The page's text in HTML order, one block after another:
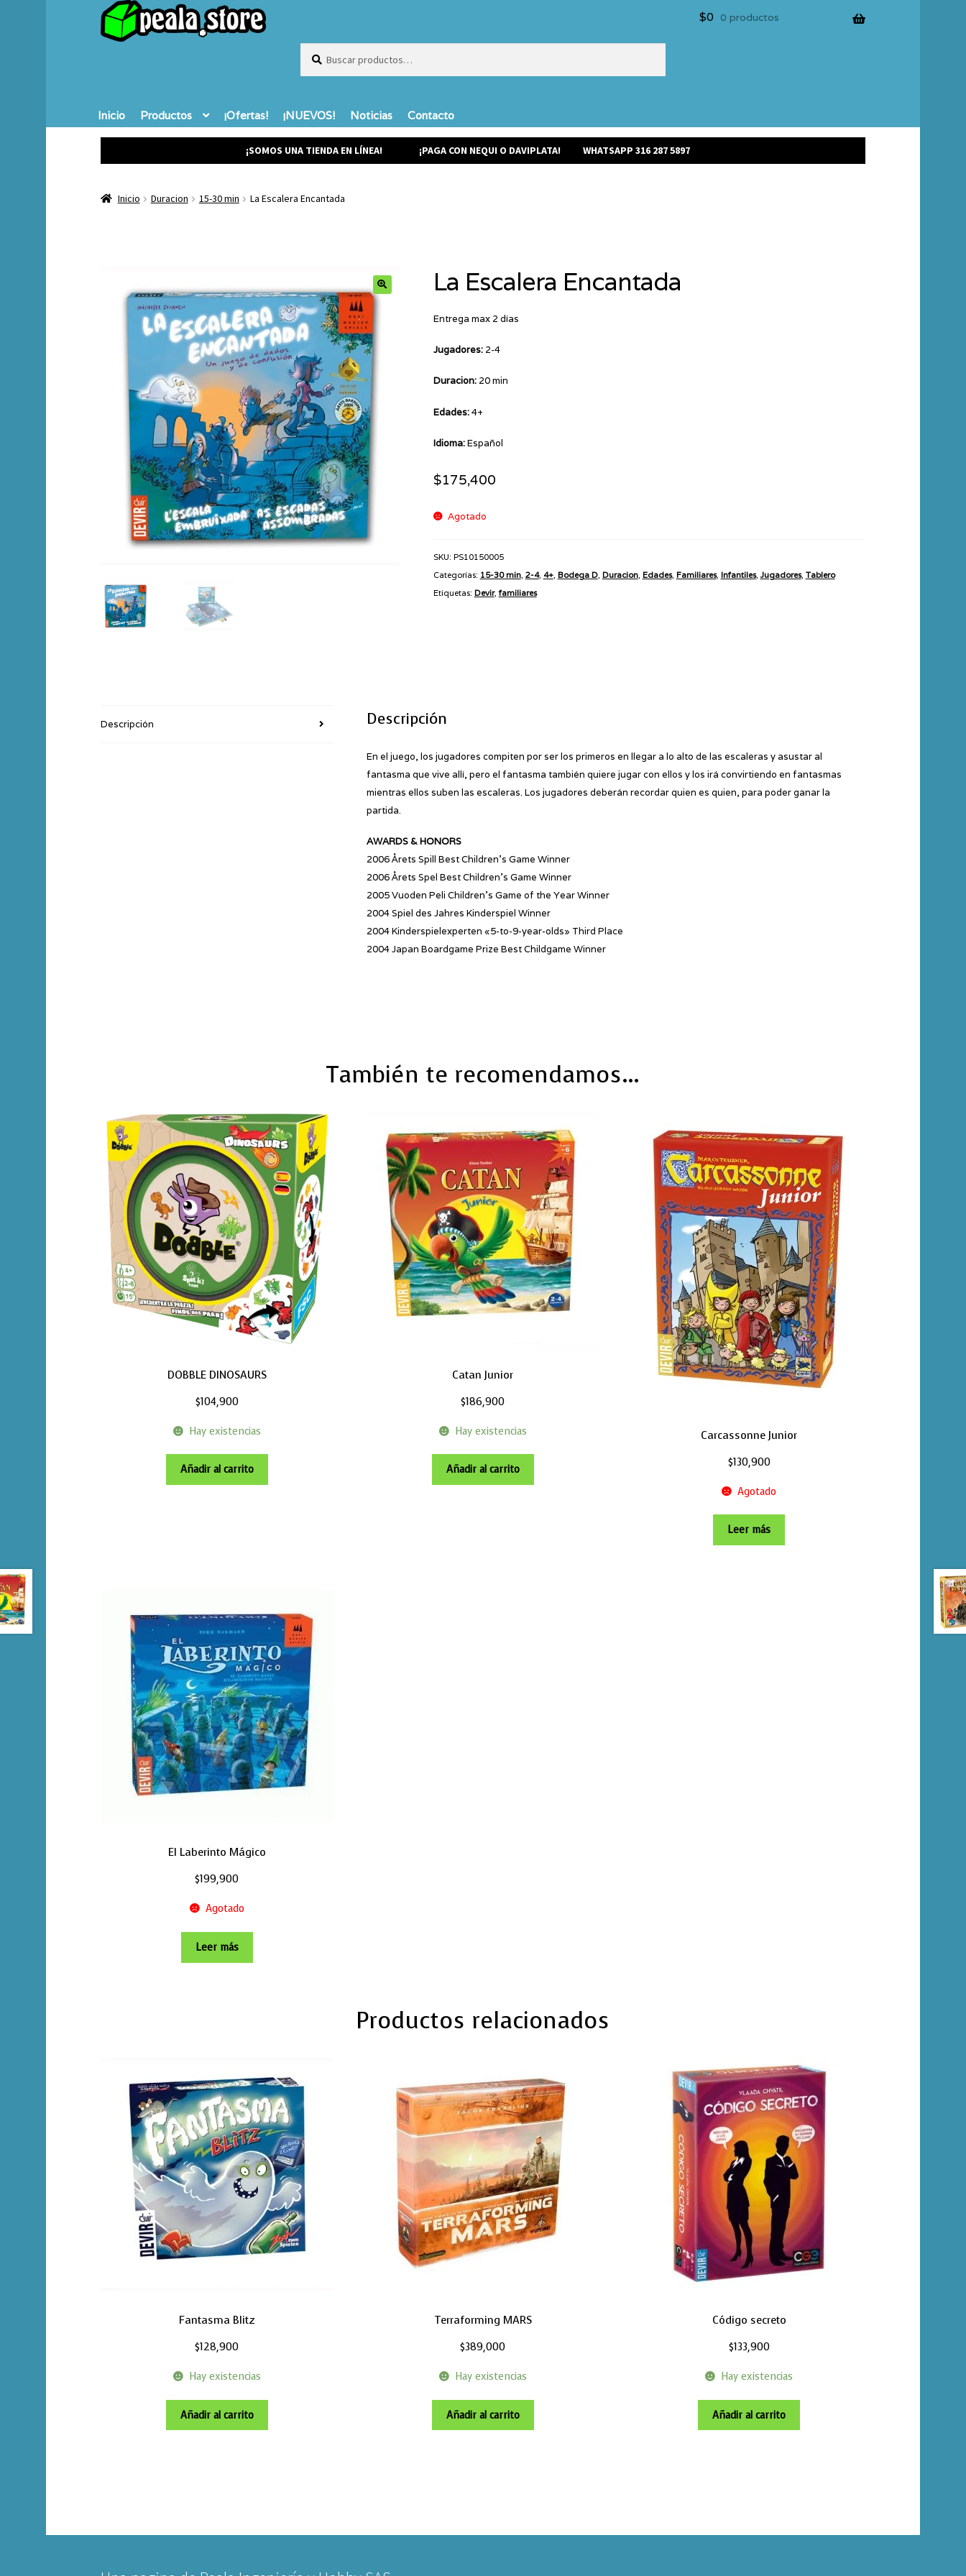
$0 0 productos
Buscar
Inicio Productos ¡Ofertas! ¡NUEVOS! Noticias Contacto
¡SOMOS UNA TIENDA EN LÍNEA! ¡PAGA CON NEQUI O DAVIPLATA! WHATSAPP 316 287 5897
Inicio Duracion 15-30 min La Escalera Encantada
La Escalera Encantada
Entrega max 2 días
Jugadores: 2-4
Duracion: 20 min
Edades:4+
Idioma:Español
$175,400
Agotado
SKU: PS10150005
Categorías: 15-30 min, 2-4, 4+, Bodega D, Duracion, Edades, Familiares, Infantiles, Jugadores, Tablero
Etiquetas: Devir,familiares
Descripción Descripción
En el juego, los jugadores compiten por ser los primeros en llegar a lo alto de las escaleras y asustar al
fantasma que vive allí, pero el fantasma también quiere jugar con ellos y los irá convirtiendo en fantasmas
mientras ellos suben las escaleras. Los jugadores deberán recordar quien es quien, para poder ganar la
partida.
AWARDS & HONORS
2006 Årets Spill Best Children’s Game Winner
2006 Årets Spel Best Children’s Game Winner
2005 Vuoden Peli Children’s Game of the Year Winner
2004 Spiel des Jahres Kinderspiel Winner
2004 Kinderspielexperten «5-to-9-year-olds» Third Place
2004 Japan Boardgame Prize Best Childgame Winner
También te recomendamos…
DOBBLE DINOSAURS
$104,900
Hay existencias
Añadir al carrito
Catan Junior
$186,900
Hay existencias
Añadir al carrito
Carcassonne Junior
$130,900
Agotado
Leer más
El Laberinto Mágico
$199,900
Agotado
Leer más
Productos relacionados
Fantasma Blitz
$128,900
Hay existencias
Añadir al carrito
Terraforming MARS
$389,000
Hay existencias
Añadir al carrito
Código secreto
$133,900
Hay existencias
Añadir al carrito